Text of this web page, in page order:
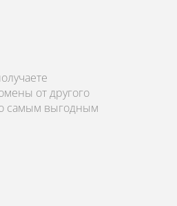
от другого
самым выгодным